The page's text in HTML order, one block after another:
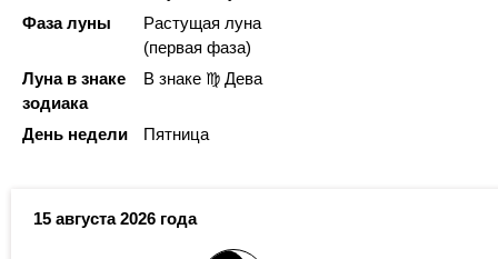
Фаза луны
Растущая луна
(первая фаза)
Луна в знаке
зодиака
В знаке ♍ Дева
День недели Пятница
15 августа 2026 года